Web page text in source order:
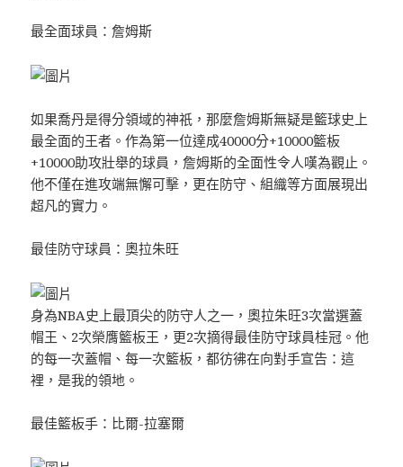
最全面球員：詹姆斯
如果喬丹是得分領域的神祇，那麼詹姆斯無疑是籃球史上
最全面的王者。作為第一位達成40000分+10000籃板
+10000助攻壯舉的球員，詹姆斯的全面性令人嘆為觀止。
他不僅在進攻端無懈可擊，更在防守、組織等方面展現出
超凡的實力。
最佳防守球員：奧拉朱旺
身為NBA史上最頂尖的防守人之一，奧拉朱旺3次當選蓋
帽王、2次榮膺籃板王，更2次摘得最佳防守球員桂冠。他
的每一次蓋帽、每一次籃板，都彷彿在向對手宣告：這
裡，是我的領地。
最佳籃板手：比爾-拉塞爾